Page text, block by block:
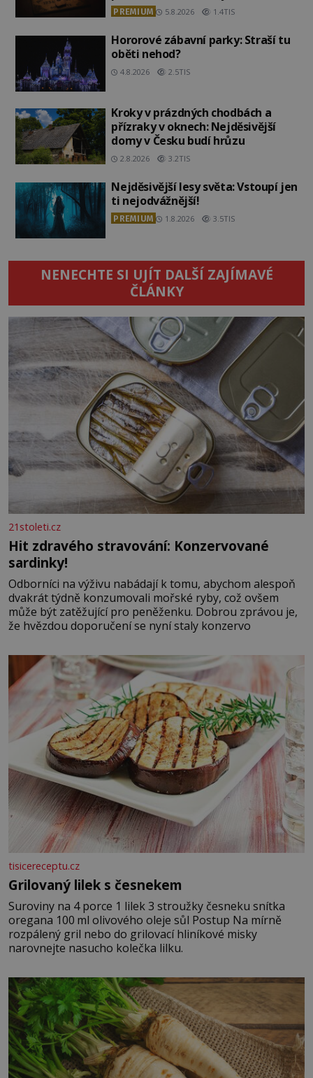
PREMIUM 5.8.2026 1.4TIS
Hororové zábavní parky: Straší tu
oběti nehod?
4.8.2026 2.5TIS
Kroky v prázdných chodbách a
přízraky v oknech: Nejděsivější
domy v Česku budí hrůzu
2.8.2026 3.2TIS
Nejděsivější lesy světa: Vstoupí jen
ti nejodvážnější!
PREMIUM 1.8.2026 3.5TIS
NENECHTE SI UJÍT DALŠÍ ZAJÍMAVÉ
ČLÁNKY
21stoleti.cz
Hit zdravého stravování: Konzervované
sardinky!
Odborníci na výživu nabádají k tomu, abychom alespoň
dvakrát týdně konzumovali mořské ryby, což ovšem
může být zatěžující pro peněženku. Dobrou zprávou je,
že hvězdou doporučení se nyní staly konzervo
tisicereceptu.cz
Grilovaný lilek s česnekem
Suroviny na 4 porce 1 lilek 3 stroužky česneku snítka
oregana 100 ml olivového oleje sůl Postup Na mírně
rozpálený gril nebo do grilovací hliníkové misky
narovnejte nasucho kolečka lilku.